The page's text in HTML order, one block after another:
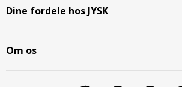
Dine fordele hos JYSK
Om os